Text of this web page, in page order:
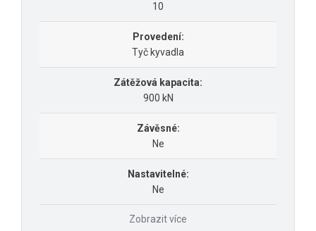
10
Provedení:
Tyč kyvadla
Zátěžová kapacita:
900 kN
Závěsné:
Ne
Nastavitelné:
Ne
Zobrazit více